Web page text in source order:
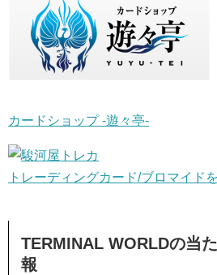
カードショップ -遊々亭-
トレーディングカード/ブロマイド
TERMINAL WORLDの当
報